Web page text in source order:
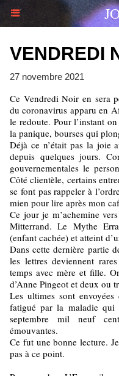
VENDREDI
27 novembre 2021
Ce Vendredi Noir en sera peut-être un vrai si le nouveau variant
du coronavirus apparu en
le redoute. Pour l’instant
la panique, bourses qui
Déjà ce n’était pas la joie
depuis quelques jours.
gouvernementales le
Côté clientèle, certains
se font pas rappeler à
mien pour lire après mon
Ce jour je m’achemine
Mitterrand. Le Mythe
(enfant cachée) et atteint
Dans cette dernière partie
les lettres deviennent
temps avec mère et fille.
d’Anne Pingeot et deux ou
Les ultimes sont
fatigué par la maladie qui
septembre mil neuf
émouvantes.
Ce fut une bonne lecture.
pas à ce point.